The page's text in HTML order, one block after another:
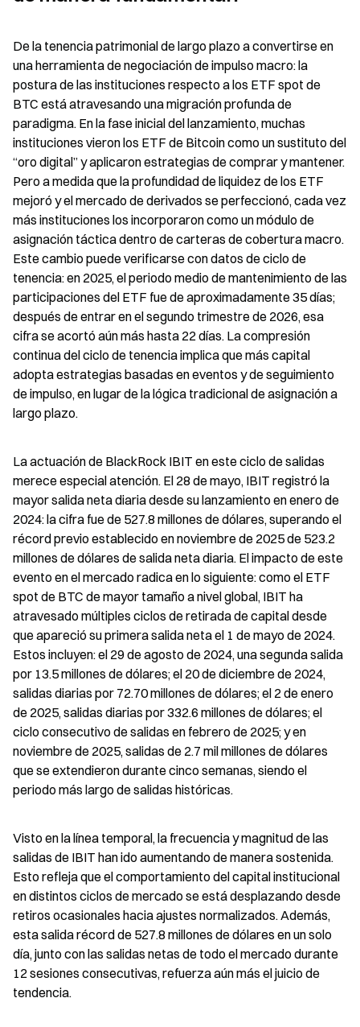
De la tenencia patrimonial de largo plazo a convertirse en
una herramienta de negociación de impulso macro: la
postura de las instituciones respecto a los ETF spot de
BTC está atravesando una migración profunda de
paradigma. En la fase inicial del lanzamiento, muchas
instituciones vieron los ETF de Bitcoin como un sustituto del
“oro digital” y aplicaron estrategias de comprar y mantener.
Pero a medida que la profundidad de liquidez de los ETF
mejoró y el mercado de derivados se perfeccionó, cada vez
más instituciones los incorporaron como un módulo de
asignación táctica dentro de carteras de cobertura macro.
Este cambio puede verificarse con datos de ciclo de
tenencia: en 2025, el periodo medio de mantenimiento de las
participaciones del ETF fue de aproximadamente 35 días;
después de entrar en el segundo trimestre de 2026, esa
cifra se acortó aún más hasta 22 días. La compresión
continua del ciclo de tenencia implica que más capital
adopta estrategias basadas en eventos y de seguimiento
de impulso, en lugar de la lógica tradicional de asignación a
largo plazo.
La actuación de BlackRock IBIT en este ciclo de salidas
merece especial atención. El 28 de mayo, IBIT registró la
mayor salida neta diaria desde su lanzamiento en enero de
2024: la cifra fue de 527.8 millones de dólares, superando el
récord previo establecido en noviembre de 2025 de 523.2
millones de dólares de salida neta diaria. El impacto de este
evento en el mercado radica en lo siguiente: como el ETF
spot de BTC de mayor tamaño a nivel global, IBIT ha
atravesado múltiples ciclos de retirada de capital desde
que apareció su primera salida neta el 1 de mayo de 2024.
Estos incluyen: el 29 de agosto de 2024, una segunda salida
por 13.5 millones de dólares; el 20 de diciembre de 2024,
salidas diarias por 72.70 millones de dólares; el 2 de enero
de 2025, salidas diarias por 332.6 millones de dólares; el
ciclo consecutivo de salidas en febrero de 2025; y en
noviembre de 2025, salidas de 2.7 mil millones de dólares
que se extendieron durante cinco semanas, siendo el
periodo más largo de salidas históricas.
Visto en la línea temporal, la frecuencia y magnitud de las
salidas de IBIT han ido aumentando de manera sostenida.
Esto refleja que el comportamiento del capital institucional
en distintos ciclos de mercado se está desplazando desde
retiros ocasionales hacia ajustes normalizados. Además,
esta salida récord de 527.8 millones de dólares en un solo
día, junto con las salidas netas de todo el mercado durante
12 sesiones consecutivas, refuerza aún más el juicio de
tendencia.